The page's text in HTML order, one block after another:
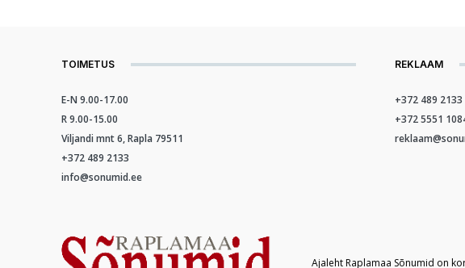
TOIMETUS
E-N 9.00-17.00
R 9.00-15.00
Viljandi mnt 6, Rapla 79511
+372 489 2133
info@sonumid.ee
REKLAAM
+372 489 2133
+372 5551
Ajaleht Raplamaa Sõnumid on